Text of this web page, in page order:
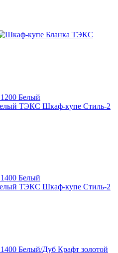
ТЭКС
ТЭКС Шкаф-купе Стиль-2
ТЭКС Шкаф-купе Стиль-2